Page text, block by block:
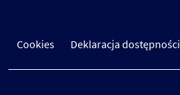
Cookies Deklaracja dostępności